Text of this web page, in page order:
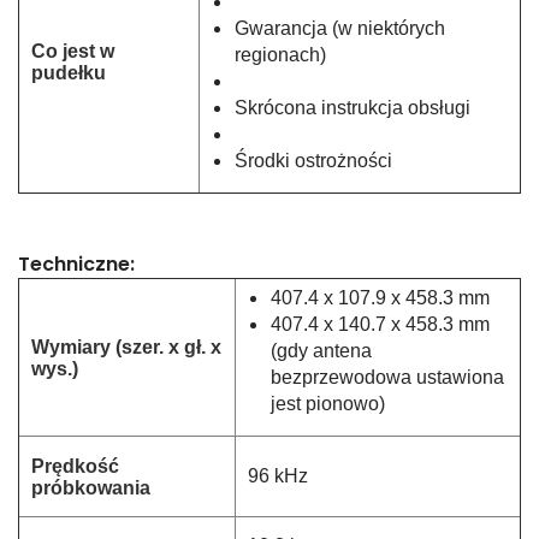
Co jest w
pudełku
Gwarancja (w niektórych
regionach)
Skrócona instrukcja obsługi
Środki ostrożności
Techniczne:
Wymiary (szer. x gł. x
wys.)
407.4 x 107.9 x 458.3 mm
407.4 x 140.7 x 458.3 mm
(gdy antena
bezprzewodowa ustawiona
jest pionowo)
Prędkość
próbkowania
96 kHz